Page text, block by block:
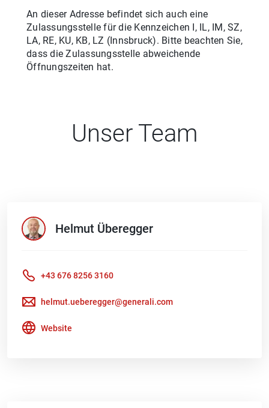
An dieser Adresse befindet sich auch eine
Zulassungsstelle für die Kennzeichen I, IL, IM, SZ,
LA, RE, KU, KB, LZ (Innsbruck). Bitte beachten Sie,
dass die Zulassungsstelle abweichende
Öffnungszeiten hat.
Unser Team
Helmut Überegger
+43 676 8256 3160
helmut.ueberegger@generali.com
Website